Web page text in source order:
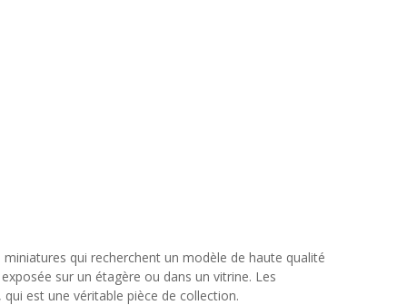
qui recherchent un modèle de haute qualité
sur un étagère ou dans un vitrine. Les
est une véritable pièce de collection.